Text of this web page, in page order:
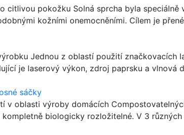
citlivou pokožku Solná sprcha byla speciálně
kožními onemocněními. Cílem je
Jednou z oblastí použití značkovacích
je laserový výkon, zdroj paprsku a vlnová
sáčky
v oblasti výroby domácích
biologicky rozložitelné. V 3 různých